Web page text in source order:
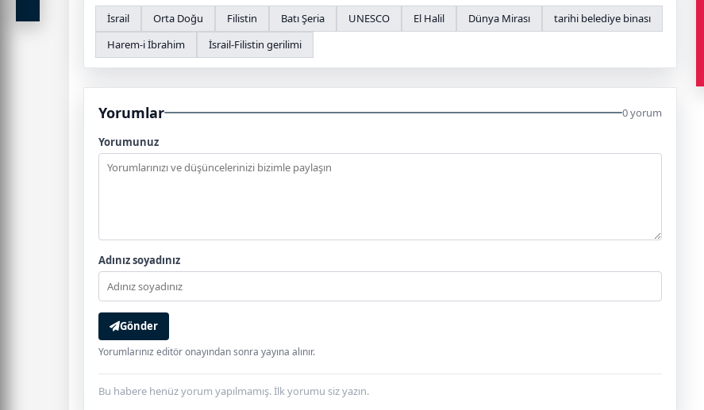
İsrail Orta Doğu Filistin Batı Şeria UNESCO El Halil Dünya Mirası
tarihi belediye binası
Harem-i İbrahim
İsrail-Filistin gerilimi
Yorumlar 0 yorum
Yorumunuz
Adınız soyadınız
Gönder
Yorumlarınız editör onayından sonra yayına alınır.
Bu habere henüz yorum yapılmamış. İlk yorumu siz yazın.